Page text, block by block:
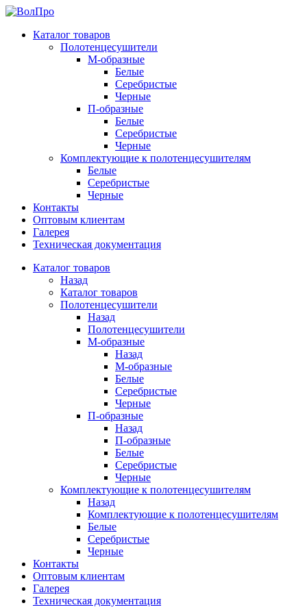
Каталог товаров
Полотенцесушители
М-образные
Белые
Серебристые
Черные
П-образные
Белые
Серебристые
Черные
Комплектующие к полотенцесушителям
Белые
Серебристые
Черные
Контакты
Оптовым клиентам
Галерея
Техническая документация
Каталог товаров
Назад
Каталог товаров
Полотенцесушители
Назад
Полотенцесушители
М-образные
Назад
М-образные
Белые
Серебристые
Черные
П-образные
Назад
П-образные
Белые
Серебристые
Черные
Комплектующие к полотенцесушителям
Назад
Комплектующие к полотенцесушителям
Белые
Серебристые
Черные
Контакты
Оптовым клиентам
Галерея
Техническая документация